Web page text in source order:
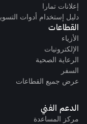
إعلانات تمارا
دليل إستخدام أدوات
القطاعات
الأزياء
الإلكترونيات
الرعاية الصحية
السفر
عرض جميع القطاعات
الدعم الفني
مركز المساعدة